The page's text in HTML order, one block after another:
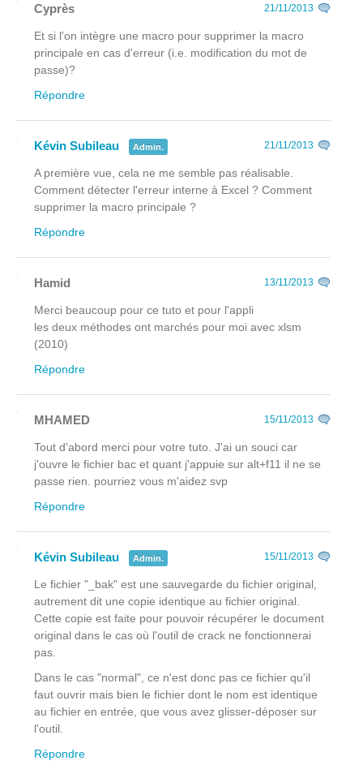
Cyprès 21/11/2013
Et si l'on intègre une macro pour supprimer la macro
principale en cas d'erreur (i.e. modification du mot de
passe)?
Répondre
Kévin Subileau Admin. 21/11/2013
A première vue, cela ne me semble pas réalisable.
Comment détecter l'erreur interne à Excel ? Comment
supprimer la macro principale ?
Répondre
Hamid 13/11/2013
Merci beaucoup pour ce tuto et pour l'appli
les deux méthodes ont marchés pour moi avec xlsm
(2010)
Répondre
MHAMED 15/11/2013
Tout d'abord merci pour votre tuto. J'ai un souci car
j'ouvre le fichier bac et quant j'appuie sur alt+f11 il ne se
passe rien. pourriez vous m'aidez svp
Répondre
Kévin Subileau Admin. 15/11/2013
Le fichier "_bak" est une sauvegarde du fichier original,
autrement dit une copie identique au fichier original.
Cette copie est faite pour pouvoir récupérer le document
original dans le cas où l'outil de crack ne fonctionnerai
pas.
Dans le cas "normal", ce n'est donc pas ce fichier qu'il
faut ouvrir mais bien le fichier dont le nom est identique
au fichier en entrée, que vous avez glisser-déposer sur
l'outil.
Répondre